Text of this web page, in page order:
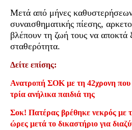
Μετά από μήνες
συναισθηματικής πίεσης,
βλέπουν τη ζωή τους να αποκτά
σταθερότητα.
Δείτε επίσης:
Ανατροπή ΣΟΚ με τη 42χρονη που
τρία ανήλικα παιδιά της
Σοκ! Πατέρας βρέθηκε νεκρός με
ώρες μετά το δικαστήριο για